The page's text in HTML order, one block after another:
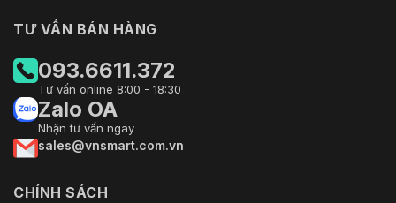
TƯ VẤN BÁN HÀNG
093.6611.372
Tư vấn online 8:00 - 18:30
Zalo OA
Nhận tư vấn ngay
sales@vnsmart.com.vn
CHÍNH SÁCH